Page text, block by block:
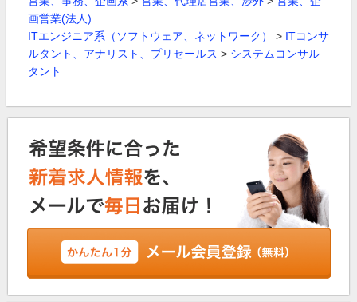
画営業(法人)
ITエンジニア系（ソフトウェア、ネットワーク）
> ITコンサ
ルタント、アナリスト、プリセールス > システムコンサル
タント